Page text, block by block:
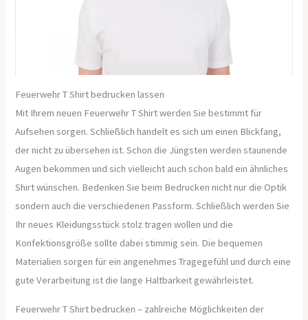
Feuerwehr T Shirt bedrucken lassen
Mit Ihrem neuen Feuerwehr T Shirt werden Sie bestimmt für
Aufsehen sorgen. Schließlich handelt es sich um einen Blickfang,
der nicht zu übersehen ist. Schon die Jüngsten werden staunende
Augen bekommen und sich vielleicht auch schon bald ein ähnliches
Shirt wünschen. Bedenken Sie beim Bedrucken nicht nur die Optik
sondern auch die verschiedenen Passform. Schließlich werden Sie
Ihr neues Kleidungsstück stolz tragen wollen und die
Konfektionsgröße sollte dabei stimmig sein. Die bequemen
Materialien sorgen für ein angenehmes Tragegefühl und durch eine
gute Verarbeitung ist die lange Haltbarkeit gewährleistet.
Feuerwehr T Shirt bedrucken – zahlreiche Möglichkeiten der